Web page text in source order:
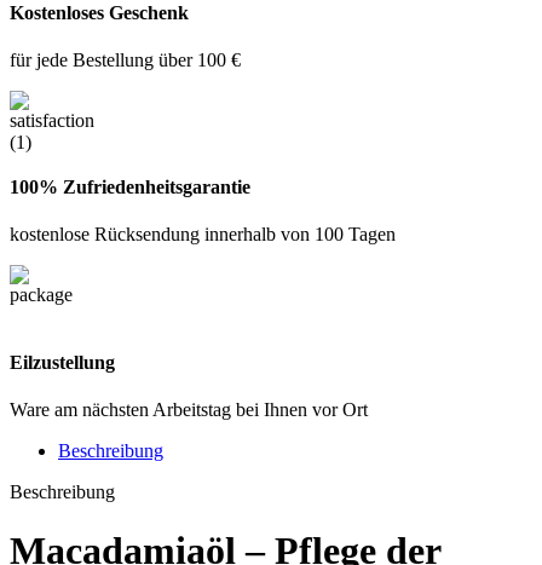
Kostenloses Geschenk
für jede Bestellung über 100 €
100% Zufriedenheitsgarantie
kostenlose Rücksendung innerhalb von 100 Tagen
Eilzustellung
Ware am nächsten Arbeitstag bei Ihnen vor Ort
Beschreibung
Beschreibung
Macadamiaöl – Pflege der